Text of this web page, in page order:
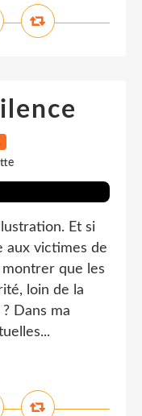
Et si
aux victimes de
que les
loin de la
Dans ma